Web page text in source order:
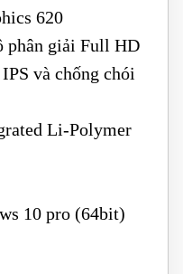
620
phân giải Full HD
và chống chói
Li-Polymer
10 pro (64bit)